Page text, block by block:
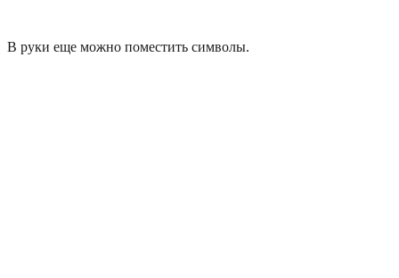
В руки еще можно поместить символы.